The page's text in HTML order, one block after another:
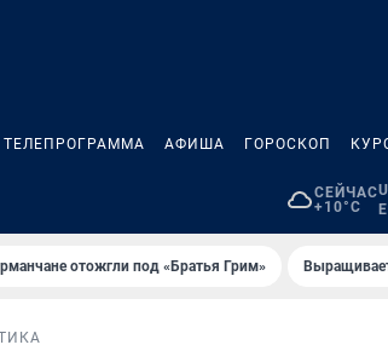
ТЕЛЕПРОГРАММА АФИША ГОРОСКОП
СЕЙЧАС
+10°C
отожгли под «Братья Грим»